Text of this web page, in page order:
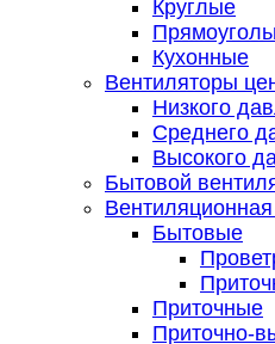
Круглые
Кухонные
Вентиляторы
Низкого
Среднего
Высокого
Бытовой
Вентиляционная
Бытовые
Приточные
Приточно-